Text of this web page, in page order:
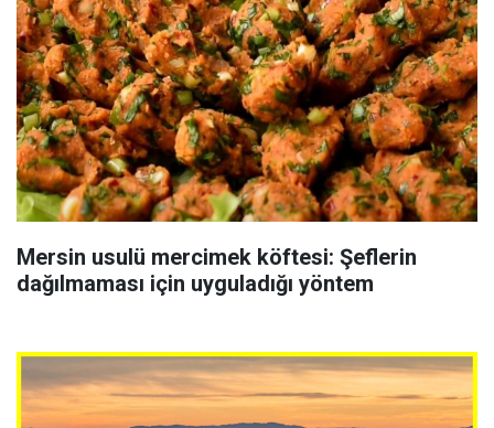
Mersin usulü mercimek köftesi: Şeflerin
dağılmaması için uyguladığı yöntem